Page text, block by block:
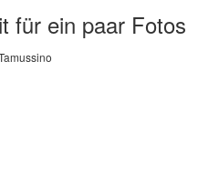
für ein paar Fotos